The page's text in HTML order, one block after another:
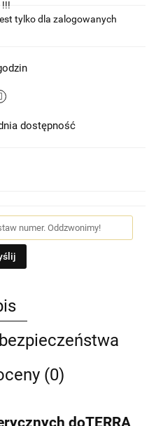
tylko dla zalogowanych
dostępność
(0)